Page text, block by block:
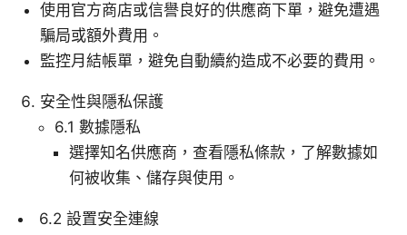
使用官方商店或信譽良好的供應商下單，避免遭遇
騙局或額外費用。
監控月結帳單，避免自動續約造成不必要的費用。
安全性與隱私保護
6.1 數據隱私
選擇知名供應商，查看隱私條款，了解數據如
何被收集、儲存與使用。
6.2 設置安全連線